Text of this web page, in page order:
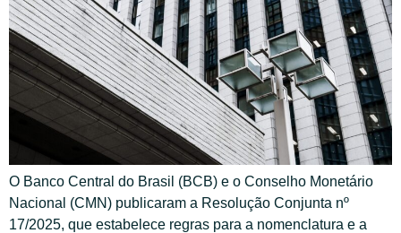
O Banco Central do Brasil (BCB) e o Conselho Monetário
Nacional (CMN) publicaram a Resolução Conjunta nº
17/2025, que estabelece regras para a nomenclatura e a